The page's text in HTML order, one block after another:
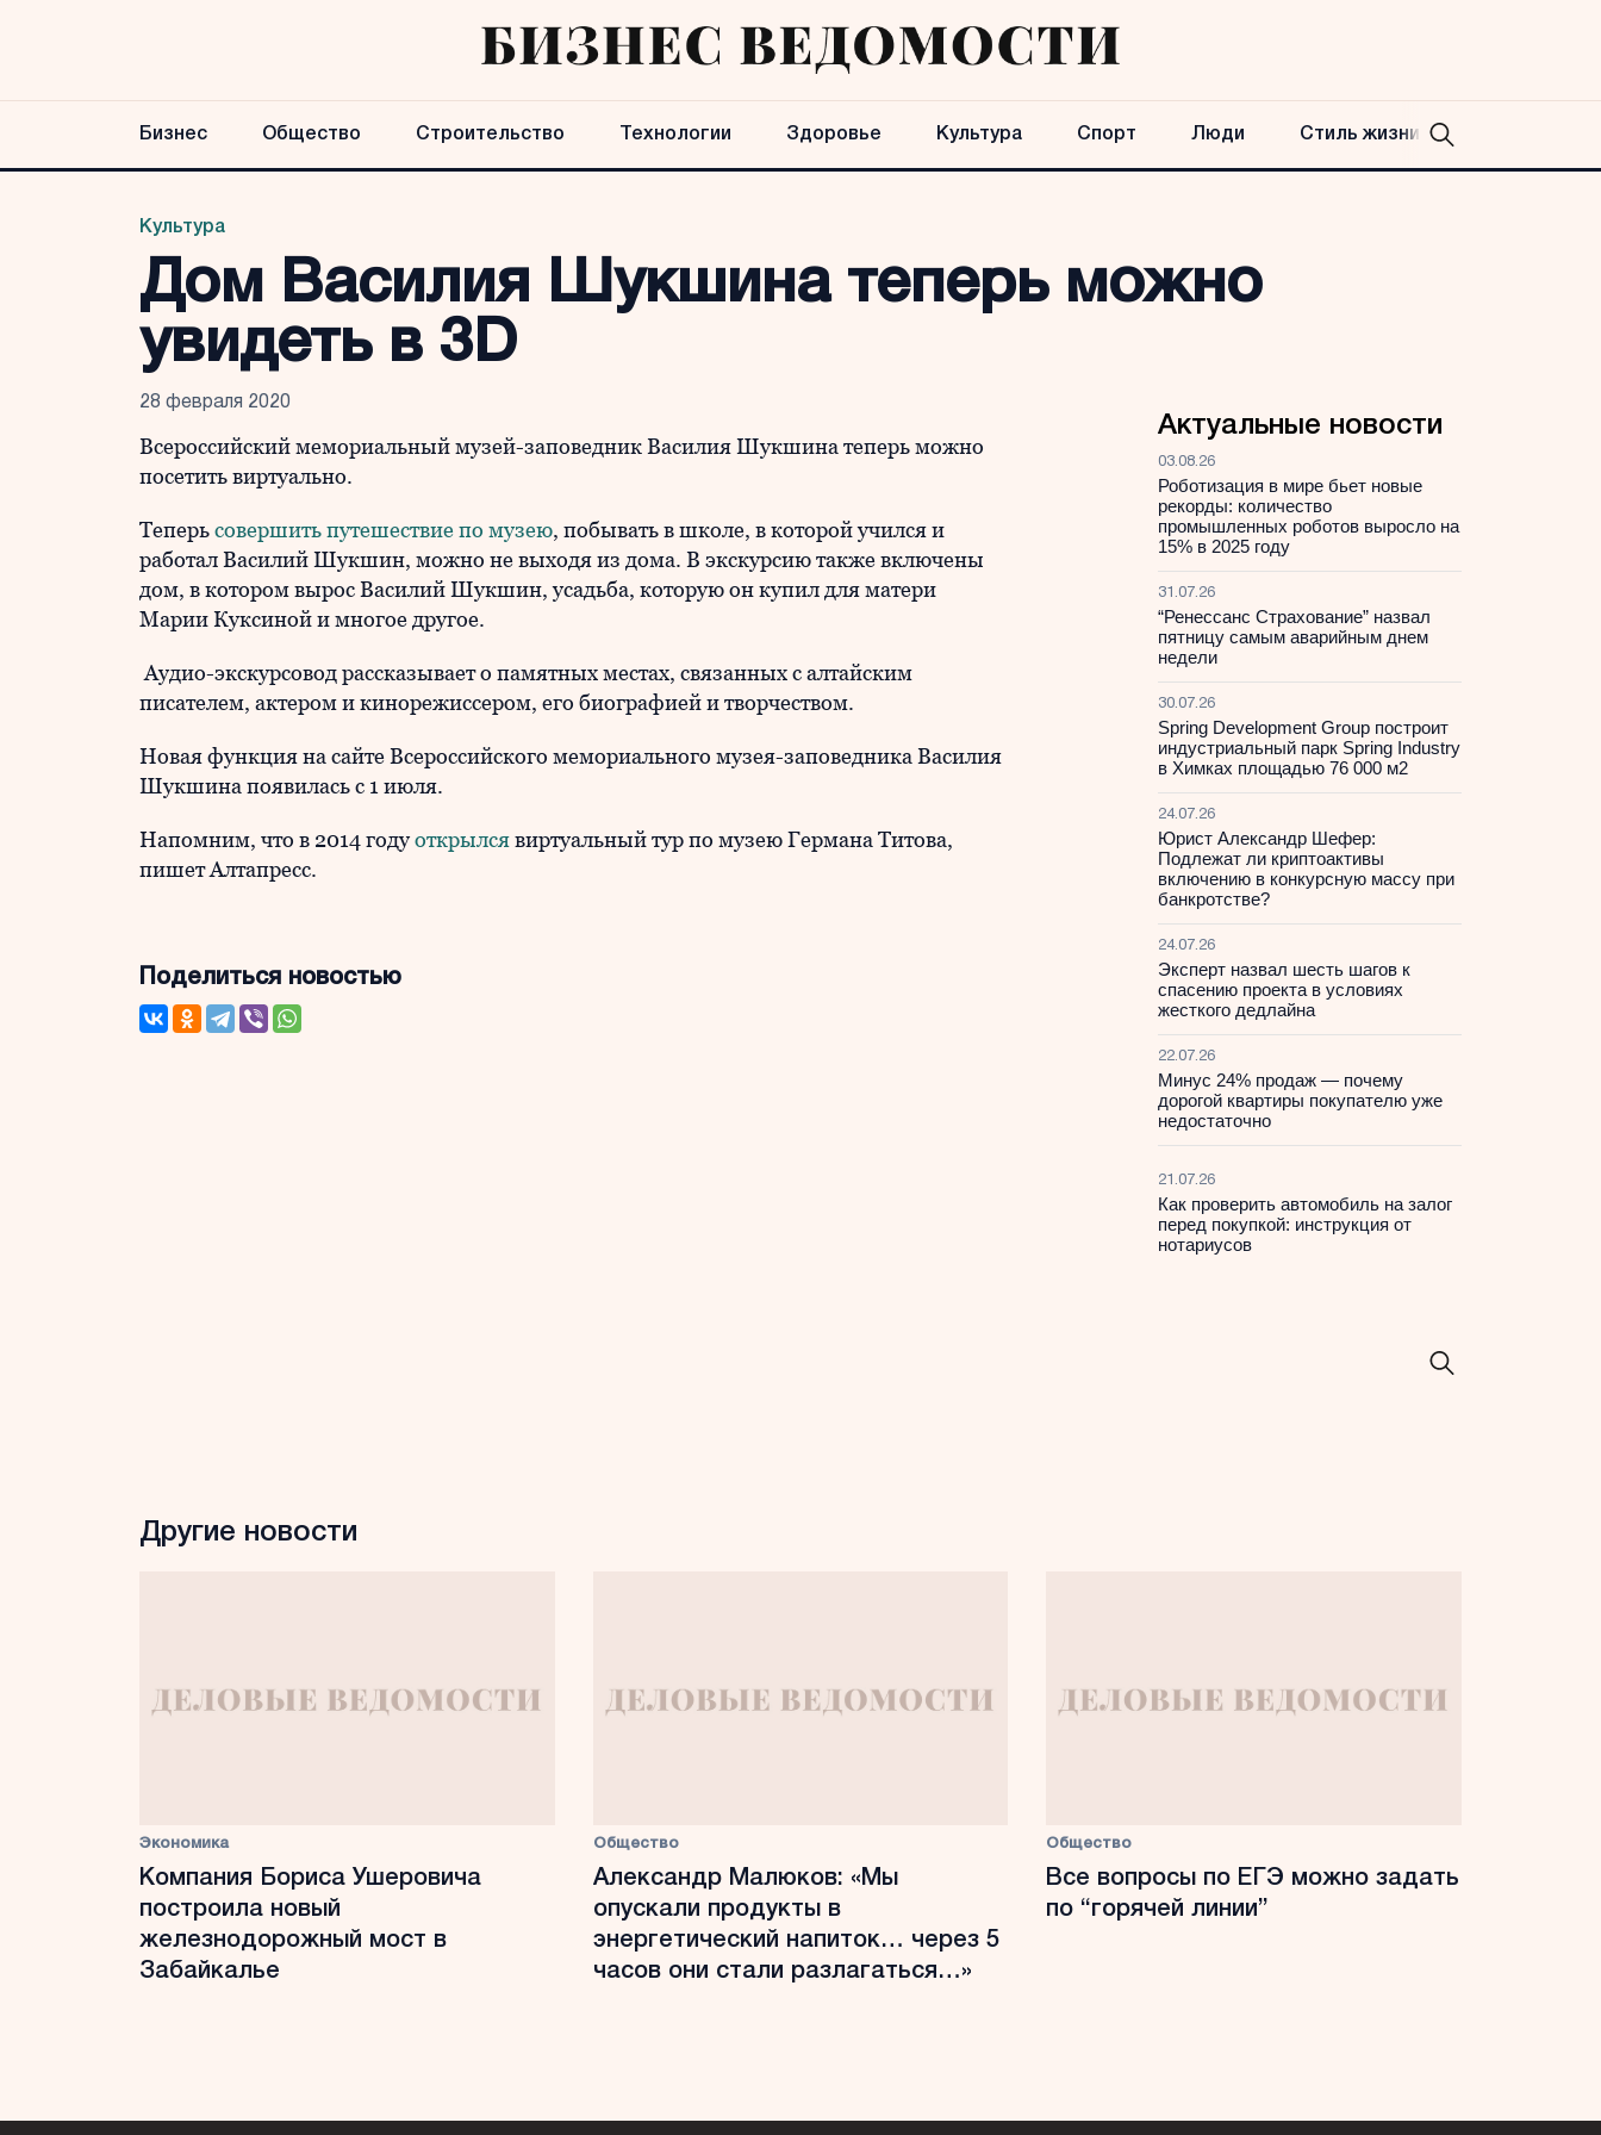
Бизнес Общество Строительство Технологии Здоровье Культура Спорт Люди Стиль жизни
Культура
Дом Василия Шукшина теперь можно
увидеть в 3D
28 февраля 2020
Всероссийский мемориальный музей-заповедник Василия Шукшина теперь можно
посетить виртуально.
Теперьсовершить путешествие по музею, побывать в школе, в которой учился и
работал Василий Шукшин, можно не выходя из дома. В экскурсию также включены
дом, в котором вырос Василий Шукшин, усадьба, которую он купил для матери
Марии Куксиной и многое другое.
Аудио-экскурсовод рассказывает о памятных местах, связанных с алтайским
писателем, актером и кинорежиссером, его биографией и творчеством.
Новая функция на сайте Всероссийского мемориального музея-заповедника Василия
Шукшина появилась с 1 июля.
Напомним, что в 2014 годуоткрылсявиртуальный тур по музею Германа Титова,
пишет Алтапресс.
Поделиться новостью
Актуальные новости
03.08.26
Роботизация в мире бьет новые
рекорды: количество
промышленных роботов выросло на
15% в 2025 году
31.07.26
“Ренессанс Страхование” назвал
пятницу самым аварийным днем
недели
30.07.26
Spring Development Group построит
индустриальный парк Spring Industry
в Химках площадью 76 000 м2
24.07.26
Юрист Александр Шефер:
Подлежат ли криптоактивы
включению в конкурсную массу при
банкротстве?
24.07.26
Эксперт назвал шесть шагов к
спасению проекта в условиях
жесткого дедлайна
22.07.26
Минус 24% продаж — почему
дорогой квартиры покупателю уже
недостаточно
21.07.26
Как проверить автомобиль на залог
перед покупкой: инструкция от
нотариусов
Другие новости
Экономика
Компания Бориса Ушеровича
построила новый
железнодорожный мост в
Забайкалье
Общество
Александр Малюков: «Мы
опускали продукты в
энергетический напиток… через 5
часов они стали разлагаться…»
Общество
Все вопросы по ЕГЭ можно задать
по “горячей линии”